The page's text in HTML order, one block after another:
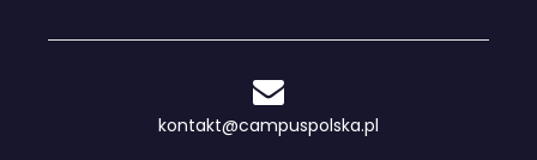
kontakt@campuspolska.pl